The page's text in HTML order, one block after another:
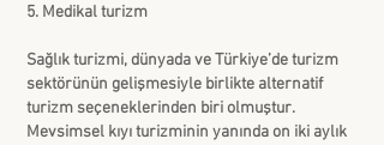
5. Medikal turizm
Sağlık turizmi, dünyada ve Türkiye’de turizm
sektörünün gelişmesiyle birlikte alternatif
turizm seçeneklerinden biri olmuştur.
Mevsimsel kıyı turizminin yanında on iki aylık